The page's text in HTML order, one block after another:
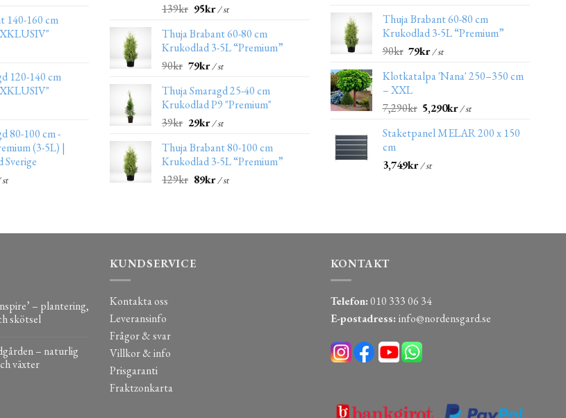
140-160 cm
120-140 cm
80-100 cm -
(3-5L) |
139kr 95kr/ st
Thuja Brabant 60-80 cm
Krukodlad 3-5L “Premium”
90kr 79kr/ st
Thuja Smaragd 25-40 cm
Krukodlad P9 "Premium"
39kr 29kr/ st
Thuja Brabant 80-100 cm
Krukodlad 3-5L “Premium”
129kr 89kr/ st
Thuja Brabant 60-80 cm
Krukodlad 3-5L “Premium”
90kr 79kr/ st
Klotkatalpa 'Nana' 250–350 cm
– XXL
7,290kr 5,290kr/ st
Staketpanel MELAR 200 x 150
cm
3,749kr/ st
– plantering,
skötsel
– naturlig
växter
KUNDSERVICE
Kontakta oss
Leveransinfo
Frågor & svar
Villkor & info
Prisgaranti
Fraktzonkarta
KONTAKT
Telefon:010 333 06 34
E-postadress: info@nordensgard.se